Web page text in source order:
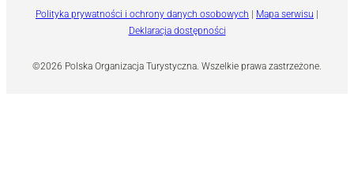
©2026 Polska Organizacja Turystyczna. Wszelkie prawa zastrzeżone.
Polityka prywatności i ochrony danych osobowych | Mapa serwisu |
Deklaracja dostępności